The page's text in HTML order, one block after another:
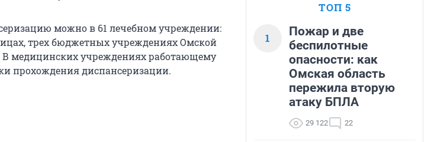
можно в 61 лечебном учреждении:
трех бюджетных учреждениях Омской
В медицинских учреждениях работающему
прохождения диспансеризации.
ТОП 5
1
Пожар и две
беспилотные
опасности: как
Омская область
пережила вторую
атаку БПЛА
29 122 22